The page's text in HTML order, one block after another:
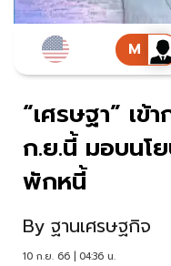
“เศรษฐา” เข้
ก.ย.นี้ มอบนโ
พักหนี้
By ฐานเศรษฐกิจ
10 ก.ย. 66 | 04:36 น.